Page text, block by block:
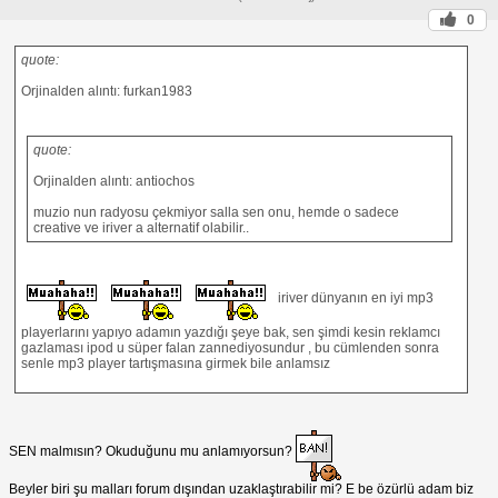
0
quote:
Orjinalden alıntı: furkan1983
quote:
Orjinalden alıntı: antiochos
muzio nun radyosu çekmiyor salla sen onu, hemde o sadece
creative ve iriver a alternatif olabilir..
iriver dünyanın en iyi mp3
playerlarını yapıyo adamın yazdığı şeye bak, sen şimdi kesin reklamcı
gazlaması ipod u süper falan zannediyosundur , bu cümlenden sonra
senle mp3 player tartışmasına girmek bile anlamsız
SEN malmısın? Okuduğunu mu anlamıyorsun?
Beyler biri şu malları forum dışından uzaklaştırabilir mi? E be özürlü adam biz